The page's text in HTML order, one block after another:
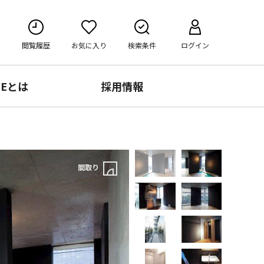
閲覧履歴 お気に入り 検索条件 ログイン
とは 採用情報
間取り